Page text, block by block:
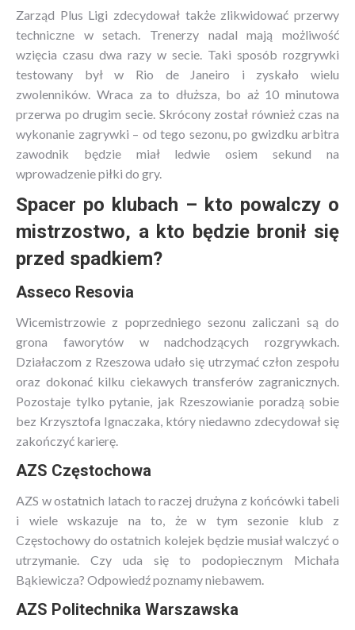
Zarząd Plus Ligi zdecydował także zlikwidować przerwy
techniczne w setach. Trenerzy nadal mają możliwość
wzięcia czasu dwa razy w secie. Taki sposób rozgrywki
testowany był w Rio de Janeiro i zyskało wielu
zwolenników. Wraca za to dłuższa, bo aż 10 minutowa
przerwa po drugim secie. Skrócony został również czas na
wykonanie zagrywki – od tego sezonu, po gwizdku arbitra
zawodnik będzie miał ledwie osiem sekund na
wprowadzenie piłki do gry.
Spacer po klubach – kto powalczy o
mistrzostwo, a kto będzie bronił się
przed spadkiem?
Asseco Resovia
Wicemistrzowie z poprzedniego sezonu zaliczani są do
grona faworytów w nadchodzących rozgrywkach.
Działaczom z Rzeszowa udało się utrzymać człon zespołu
oraz dokonać kilku ciekawych transferów zagranicznych.
Pozostaje tylko pytanie, jak Rzeszowianie poradzą sobie
bez Krzysztofa Ignaczaka, który niedawno zdecydował się
zakończyć karierę.
AZS Częstochowa
AZS w ostatnich latach to raczej drużyna z końcówki tabeli
i wiele wskazuje na to, że w tym sezonie klub z
Częstochowy do ostatnich kolejek będzie musiał walczyć o
utrzymanie. Czy uda się to podopiecznym Michała
Bąkiewicza? Odpowiedź poznamy niebawem.
AZS Politechnika Warszawska